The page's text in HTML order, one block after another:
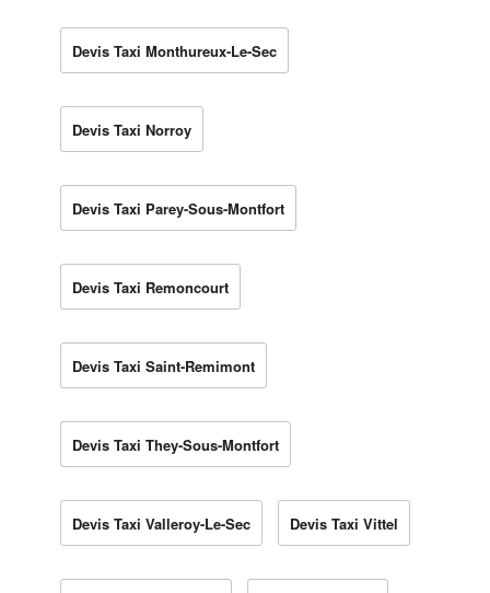
Devis Taxi Monthureux-Le-Sec
Devis Taxi Norroy
Devis Taxi Parey-Sous-Montfort
Devis Taxi Remoncourt
Devis Taxi Saint-Remimont
Devis Taxi They-Sous-Montfort
Devis Taxi Valleroy-Le-Sec Devis Taxi Vittel